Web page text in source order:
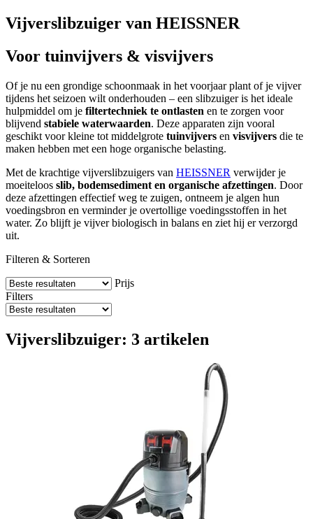
Vijverslibzuiger van HEISSNER
Voor tuinvijvers & visvijvers
Of je nu een grondige schoonmaak in het voorjaar plant of je vijver
tijdens het seizoen wilt onderhouden – een slibzuiger is het ideale
hulpmiddel om je filtertechniek te ontlasten en te zorgen voor
blijvend stabiele waterwaarden. Deze apparaten zijn vooral
geschikt voor kleine tot middelgrote tuinvijvers en visvijvers die te
maken hebben met een hoge organische belasting.
Met de krachtige vijverslibzuigers van HEISSNER verwijder je
moeiteloos slib, bodemsediment en organische afzettingen. Door
deze afzettingen effectief weg te zuigen, ontneem je algen hun
voedingsbron en verminder je overtollige voedingsstoffen in het
water. Zo blijft je vijver biologisch in balans en ziet hij er verzorgd
uit.
Filteren & Sorteren
Prijs
Filters
Vijverslibzuiger: 3 artikelen